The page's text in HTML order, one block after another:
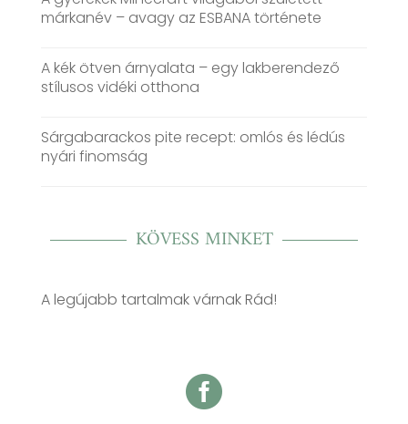
márkanév – avagy az ESBANA története
A kék ötven árnyalata – egy lakberendező
stílusos vidéki otthona
Sárgabarackos pite recept: omlós és lédús
nyári finomság
KÖVESS MINKET
A legújabb tartalmak várnak Rád!
